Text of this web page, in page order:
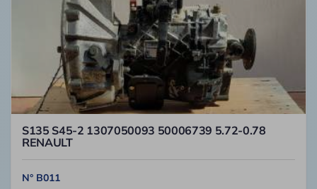
S135 S45-2 1307050093 50006739 5.72-0.78
RENAULT
N° B011